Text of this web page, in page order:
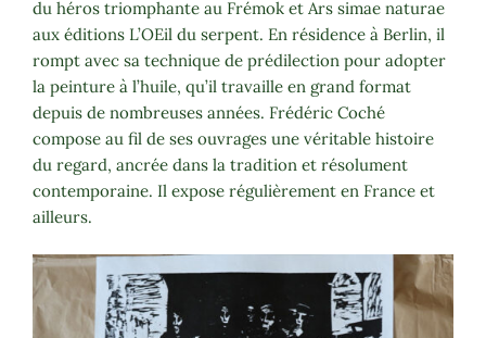
du héros triomphante au Frémok et Ars simae naturae
aux éditions L’OEil du serpent. En résidence à Berlin, il
rompt avec sa technique de prédilection pour adopter
la peinture à l’huile, qu’il travaille en grand format
depuis de nombreuses années. Frédéric Coché
compose au fil de ses ouvrages une véritable histoire
du regard, ancrée dans la tradition et résolument
contemporaine. Il expose régulièrement en France et
ailleurs.